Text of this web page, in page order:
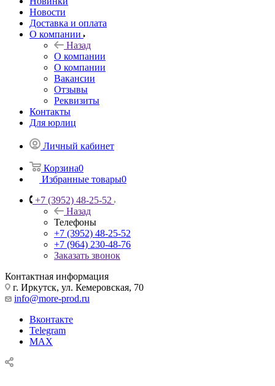
Новости
Доставка и оплата
О компании
Назад
О компании
О компании
Вакансии
Отзывы
Реквизиты
Контакты
Для юрлиц
Личный кабинет
Корзина0
Избранные товары0
+7 (3952) 48-25-52
Назад
Телефоны
+7 (3952) 48-25-52
+7 (964) 230-48-76
Заказать звонок
Контактная информация
г. Иркутск, ул. Кемеровская, 70
info@more-prod.ru
Вконтакте
Telegram
MAX